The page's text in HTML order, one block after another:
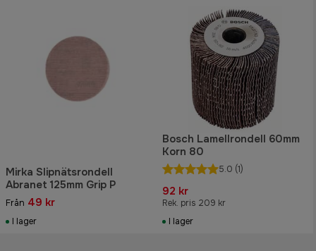
Mirka Slipnätsrondell
Abranet 125mm Grip P
Från 49 kr
I lager
Bosch Lamellrondell 60mm
Korn 80
5.0 (1)
92 kr
Rek. pris 209 kr
I lager